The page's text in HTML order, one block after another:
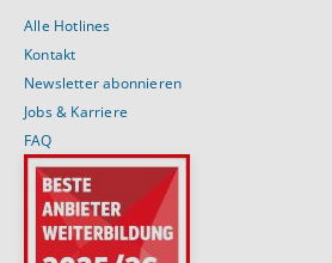
Alle Hotlines
Kontakt
Newsletter abonnieren
Jobs & Karriere
FAQ